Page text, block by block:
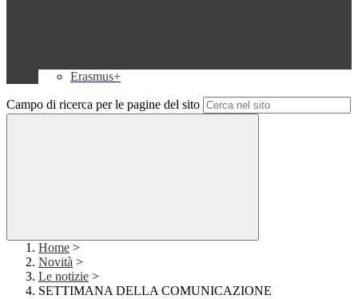
Erasmus+
Campo di ricerca per le pagine del sito
Home >
Novità >
Le notizie >
SETTIMANA DELLA COMUNICAZIONE